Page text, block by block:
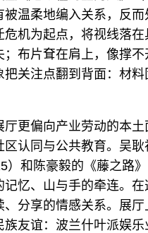
被温柔地编入关系，反
危机为起点，将视线落
；布片耷在肩上，像撑
把关注点翻到背面：材
厅更偏向产业劳动的本
区认同与公共教育。吴
）和陈豪毅的《藤之路
记忆、山与手的牵连。
、分享的情感关系。展
族友谊：波兰什叶派娱